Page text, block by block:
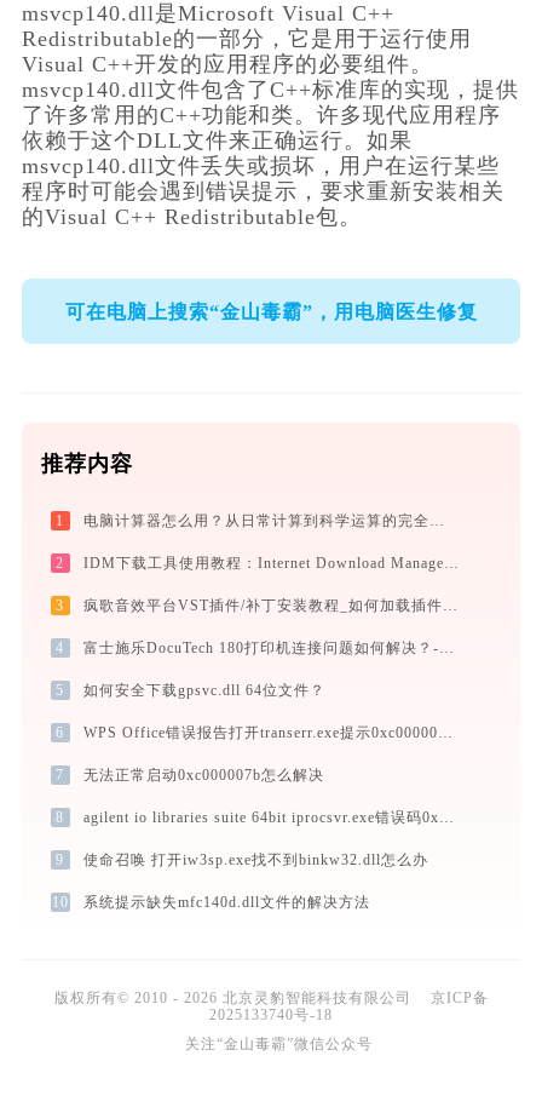
msvcp140.dll是Microsoft Visual C++
Redistributable的一部分，它是用于运行使用
Visual C++开发的应用程序的必要组件。
msvcp140.dll文件包含了C++标准库的实现，提供
了许多常用的C++功能和类。许多现代应用程序
依赖于这个DLL文件来正确运行。如果
msvcp140.dll文件丢失或损坏，用户在运行某些
程序时可能会遇到错误提示，要求重新安装相关
的Visual C++ Redistributable包。
可在电脑上搜索“金山毒霸”，用电脑医生修复
推荐内容
1 电脑计算器怎么用？从日常计算到科学运算的完全指南（附隐藏功能）
2 IDM下载工具使用教程：Internet Download Manager高速下载与视频抓取完全指南
3 疯歌音效平台VST插件/补丁安装教程_如何加载插件效果包
4 富士施乐DocuTech 180打印机连接问题如何解决？-金山毒霸
5 如何安全下载gpsvc.dll 64位文件？
6 WPS Office错误报告打开transerr.exe提示0xc000000d错误码怎么办
7 无法正常启动0xc000007b怎么解决
8 agilent io libraries suite 64bit iprocsvr.exe错误码0xc0000022处理办法
9 使命召唤 打开iw3sp.exe找不到binkw32.dll怎么办
10 系统提示缺失mfc140d.dll文件的解决方法
版权所有© 2010 - 2026 北京灵豹智能科技有限公司
京ICP备
2025133740号-18
关注“金山毒霸”微信公众号